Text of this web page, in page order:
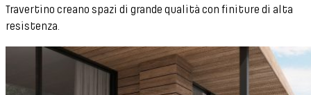
Travertino creano spazi di grande qualità con finiture di alta
resistenza.